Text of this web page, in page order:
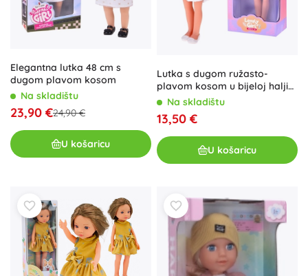
Elegantna lutka 48 cm s
dugom plavom kosom
Na skladištu
23,90 €24,90 €
U košaricu
Lutka s dugom ružasto-
plavom kosom u bijeloj haljini
s plavom mašnom 33 cm
Na skladištu
13,50 €
U košaricu